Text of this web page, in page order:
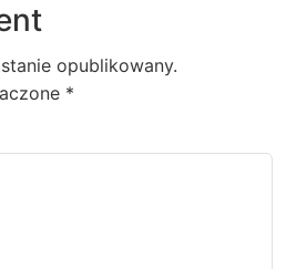
opublikowany.
*